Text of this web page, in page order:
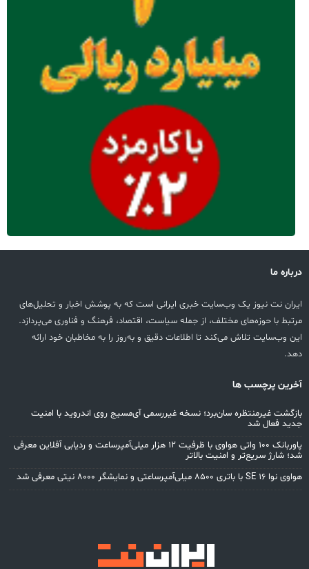
درباره ما
ایران نت نیوز یک وب‌سایت خبری ایرانی است که به پوشش اخبار و تحلیل‌های
مرتبط با حوزه‌های مختلف، از جمله سیاست، اقتصاد، فرهنگ و فناوری می‌پردازد.
این وب‌سایت تلاش می‌کند تا اطلاعات دقیق و به‌روز را به مخاطبان خود ارائه
دهد.
آخرین پرچسب ها
بازگشت غیرمنتظره سان‌برد؛ نسخه غیررسمی آی‌مسیج روی اندروید با امنیت
جدید فعال شد
پاوربانک ۱۰۰ واتی هواوی با ظرفیت ۱۲ هزار میلی‌آمپرساعت و ردیابی آفلاین معرفی
شد؛ شارژ سریع‌تر و امنیت بالاتر
هواوی نوا 16 SE با باتری ۸۵۰۰ میلی‌آمپرساعتی و نمایشگر ۸۰۰۰ نیتی معرفی شد